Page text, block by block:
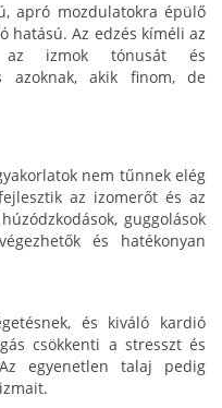
apró mozdulatokra épülő
hatású. Az edzés kíméli az
az izmok tónusát és
azoknak, akik finom, de
nem tűnnek elég
az izomerőt és az
guggolások
és hatékonyan
és kiváló kardió
csökkenti a stresszt és
egyenetlen talaj pedig